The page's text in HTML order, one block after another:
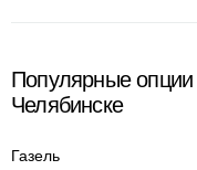
Популярные опции
Челябинске
Газель